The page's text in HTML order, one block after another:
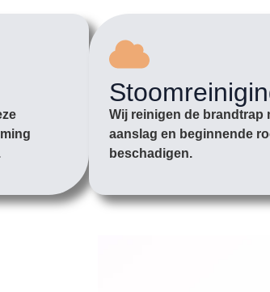
Wij reinigen de brandtrap
aanslag en beginnende
beschadigen.